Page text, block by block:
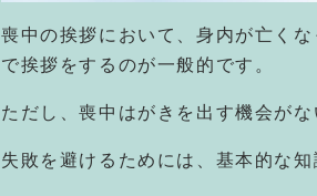
喪中の挨拶において、身内が亡く
で挨拶をするのが一般的です。
ただし、喪中はがきを出す機会が
失敗を避けるためには、基本的な